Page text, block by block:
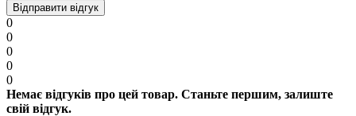
Відправити відгук
0
0
0
0
0
Немає відгуків про цей товар. Станьте першим, залиште
свій відгук.